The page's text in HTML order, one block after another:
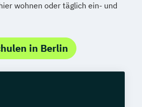
wohnen oder täglich ein- und
in Berlin